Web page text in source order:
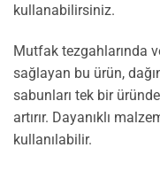
kullanabilirsiniz.
Mutfak tezgahlarında
sağlayan bu ürün,
sabunları tek bir
artırır. Dayanıklı
kullanılabilir.